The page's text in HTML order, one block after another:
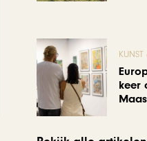
KUNST
keer